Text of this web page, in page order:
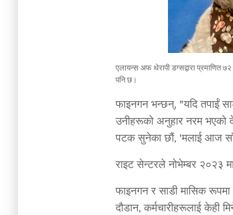
एलायन्स अफ थेरापी डग्सद्वारा प्रमाणित
पनि छ।
फाइनगन भन्छन्, "यदि तपाईं
उनीहरूको अनुहार नरम भएको
पटक सुनेका छौं, 'मलाई आज
राइट सेन्टरले नोभेम्बर २०२३
फाइनगन र साडी मासिक
दौडान, कर्मचारीहरूलाई केही